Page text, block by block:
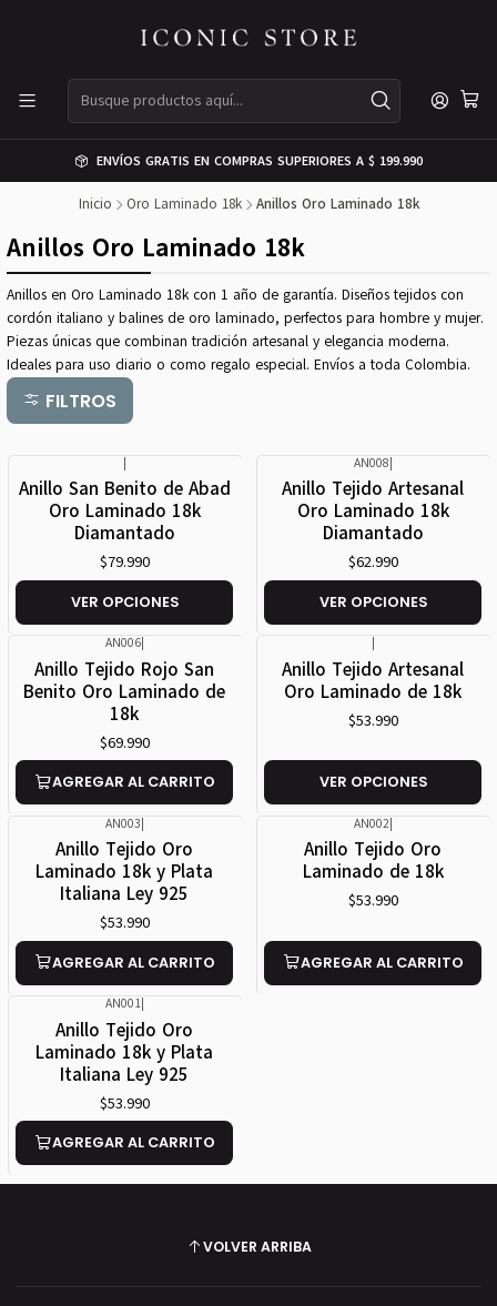
ENVÍOS GRATIS EN COMPRAS SUPERIORES A $ 199.990
Inicio Oro Laminado 18k Anillos Oro Laminado 18k
Anillos Oro Laminado 18k
Anillos en Oro Laminado 18k con 1 año de garantía. Diseños tejidos con
cordón italiano y balines de oro laminado, perfectos para hombre y mujer.
Piezas únicas que combinan tradición artesanal y elegancia moderna.
Ideales para uso diario o como regalo especial. Envíos a toda Colombia.
FILTROS
|
Anillo San Benito de Abad
Oro Laminado 18k
Diamantado
$79.990
VER OPCIONES
AN008|
Anillo Tejido Artesanal
Oro Laminado 18k
Diamantado
$62.990
VER OPCIONES
AN006|
Anillo Tejido Rojo San
Benito Oro Laminado de
18k
$69.990
AGREGAR AL CARRITO
Anillo Tejido Artesanal
Oro Laminado de 18k
$53.990
VER OPCIONES
AN003|
Anillo Tejido Oro
Laminado 18k y Plata
Italiana Ley 925
$53.990
AGREGAR AL CARRITO
AN002|
Anillo Tejido Oro
Laminado de 18k
$53.990
AGREGAR AL CARRITO
AN001|
Anillo Tejido Oro
Laminado 18k y Plata
Italiana Ley 925
$53.990
AGREGAR AL CARRITO
VOLVER ARRIBA